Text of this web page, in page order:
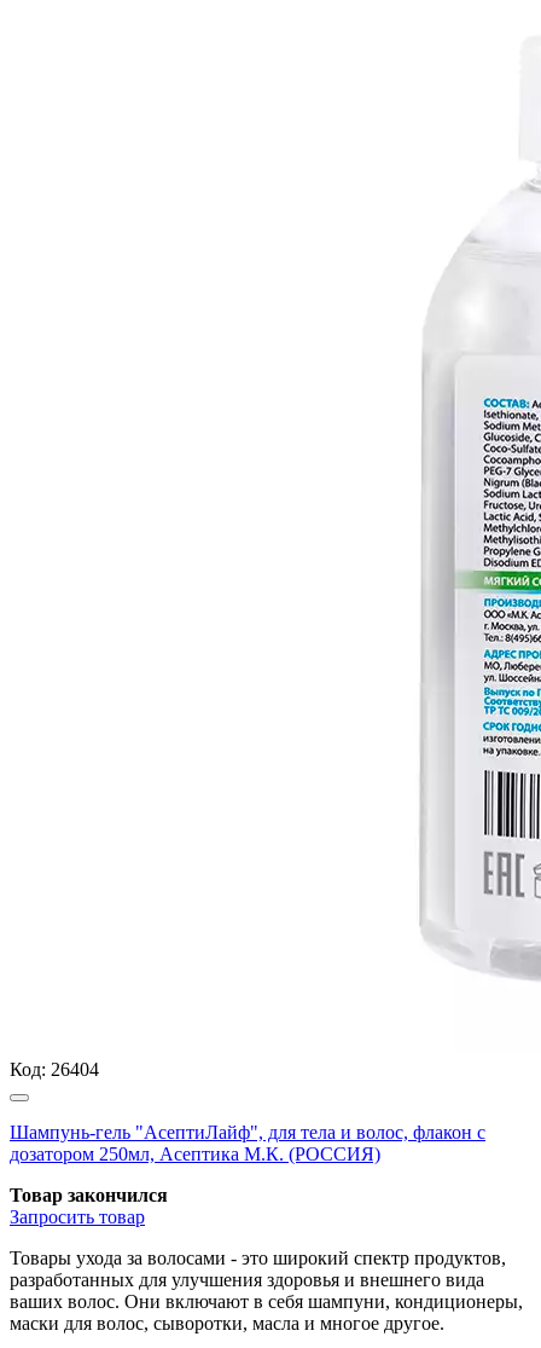
Код: 26404
Шампунь-гель "АсептиЛайф", для тела и волос, флакон с
дозатором 250мл, Асептика М.К. (РОССИЯ)
Товар закончился
Запросить товар
Товары ухода за волосами - это широкий спектр продуктов,
разработанных для улучшения здоровья и внешнего вида
ваших волос. Они включают в себя шампуни, кондиционеры,
маски для волос, сыворотки, масла и многое другое.